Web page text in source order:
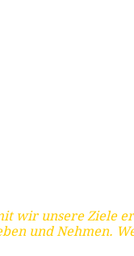
wir unsere Ziele
und